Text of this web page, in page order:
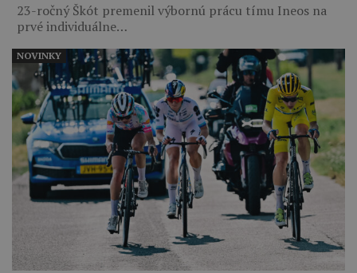
23-ročný Škót premenil výbornú prácu tímu Ineos na
prvé individuálne…
NOVINKY